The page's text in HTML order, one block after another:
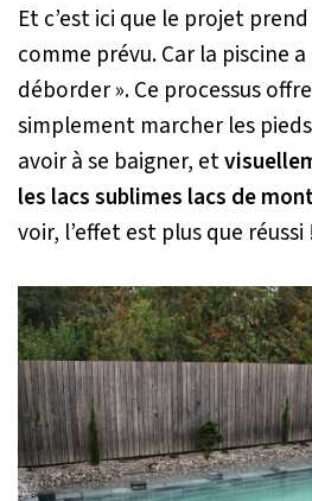
Et c’est ici que le projet
comme prévu. Car la piscine
déborder ». Ce processus
simplement marcher les pieds
avoir à se baigner, et
les lacs sublimes lacs de
voir, l’effet est plus que réussi